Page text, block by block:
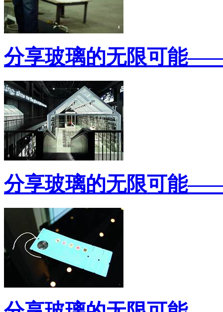
分享玻璃的无限可能
分享玻璃的无限可能